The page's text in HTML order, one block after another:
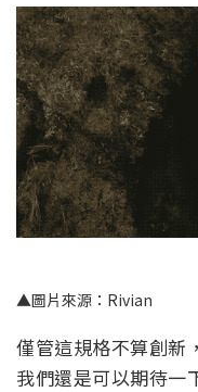
▲圖片來源：Rivian
僅管這規格不算創新
我們還是可以期待